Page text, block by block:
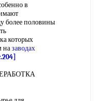
в
более половины
которых
назаводах